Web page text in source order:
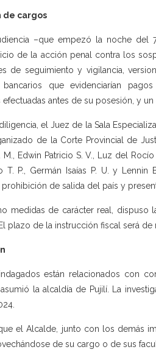
de cargos
–que empezó la noche
de la acción penal contra los
de seguimiento y vigilancia,
bancarios que evidenciarían
antes de su posesión, y
el Juez de la Sala
de la Corte Provincial de
M., Edwin Patricio S. V., Luz del
T. P., Germán Isaías P. U. y
de salida del país y
medidas de carácter real, dispuso
plazo de la instrucción fiscal será de
están relacionados con
la alcaldía de Pujilí. La
el Alcalde, junto con los demás
de su cargo o de sus